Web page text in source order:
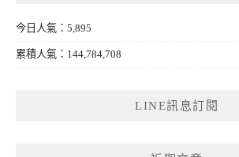
今日人氣：5,895
累積人氣：144,784,708
LINE訊息訂閱